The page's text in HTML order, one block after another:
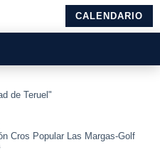
CALENDARIO
de Teruel"
Cros Popular Las Margas-Golf